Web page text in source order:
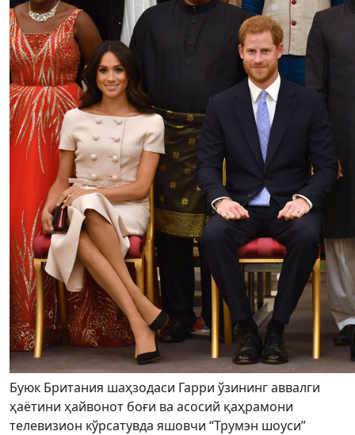
Буюк Британия шаҳзодаси Гарри ўзининг аввалги
ҳаётини ҳайвонот боғи ва асосий қаҳрамони
телевизион кўрсатувда яшовчи “Трумэн шоуси”